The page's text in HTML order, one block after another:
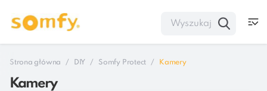
Strona główna DIY Somfy Protect Kamery
Kamery